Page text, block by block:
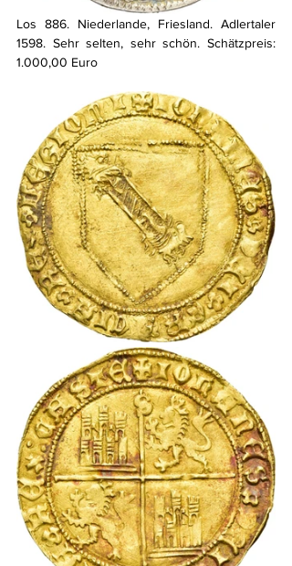
Los 886. Niederlande, Friesland. Adlertaler
1598. Sehr selten, sehr schön. Schätzpreis:
1.000,00 Euro